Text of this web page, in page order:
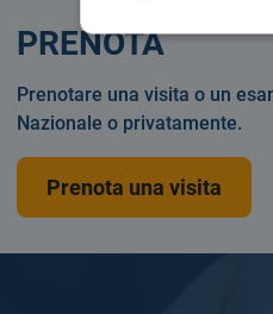
PRENOTA
Prenotare una visita o un
Nazionale o privatamente.
Prenota una visita